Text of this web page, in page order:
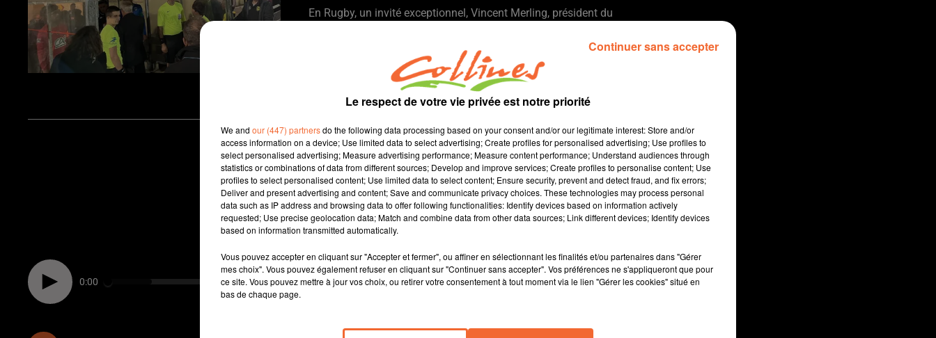
En Rugby, un invité exceptionnel, Vincent Merling, président du
En Football, le 5ème tour de la coupe de France: Bressuire s'est
bien battu face aux chamois, des niortais qui se qualifient dans
la douleur 2 buts à 1 (photo).
retrouverons aussi Fred Jarry, coach de l'Avenir 79 qui a été
largement dominé par Angoulême.
En Rég 3, le duel COC - Bressuire a tourné à l'avantage de
Cerizay.
Un CO Cerizay qui a vu des changements avec notamment le
président Jean Grellier qui s'est mis en retrait laissant une
0:00 37 min 33 sec
Le respect de votre vie privée est notre priorité
We and our (447) partnersdo the following data processing based on your consent and/or our legitimate interest: Store and/or
access information on a device; Use limited data to select advertising; Create profiles for personalised advertising; Use profiles to
select personalised advertising; Measure advertising performance; Measure content performance; Understand audiences through
statistics or combinations of data from different sources; Develop and improve services; Create profiles to personalise content; Use
profiles to select personalised content; Use limited data to select content; Ensure security, prevent and detect fraud, and fix errors;
Deliver and present advertising and content; Save and communicate privacy choices. These technologies may process personal
data such as IP address and browsing data to offer following functionalities: Identify devices based on information actively
requested; Use precise geolocation data; Match and combine data from other data sources; Link different devices; Identify devices
based on information transmitted automatically.
Vous pouvez accepter en cliquant sur "Accepter et fermer", ou affiner en sélectionnant les finalités et/ou partenaires dans "Gérer
mes choix". Vous pouvez également refuser en cliquant sur "Continuer sans accepter". Vos préférences ne s'appliqueront que pour
ce site. Vous pouvez mettre à jour vos choix, ou retirer votre consentement à tout moment via le lien "Gérer les cookies" situé en
bas de chaque page.
Continuer sans accepter